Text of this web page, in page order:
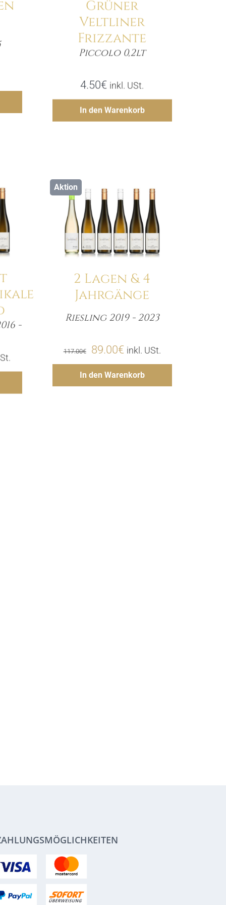
Grüner
Veltliner
Frizzante
Piccolo 0,2lt
4.50€ inkl. USt.
In den Warenkorb
Menge
Hinzufügen
-
Aktion
2 Lagen & 4
Jahrgänge
Riesling 2019 - 2023
117.00€
Ursprünglicher
Preis
war:
89.00€Aktueller
Preis
ist:
inkl. USt.
In den Warenkorb
Hinzufügen